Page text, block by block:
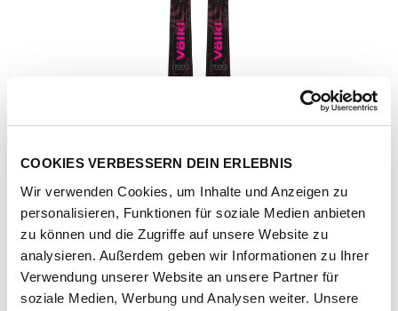
COOKIES VERBESSERN DEIN ERLEBNIS
Wir verwenden Cookies, um Inhalte und Anzeigen zu
personalisieren, Funktionen für soziale Medien anbieten
zu können und die Zugriffe auf unsere Website zu
analysieren. Außerdem geben wir Informationen zu Ihrer
Verwendung unserer Website an unsere Partner für
soziale Medien, Werbung und Analysen weiter. Unsere
Artikel-Nr.196630-1011-1336
Farbe black/pink